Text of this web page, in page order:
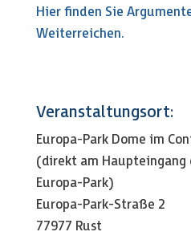
Hier finden Sie
Weiterreichen.
Veranstaltungsort:
Europa-Park Dome im
(direkt am Haupteingang
Europa-Park)
Europa-Park-Straße 2
77977 Rust